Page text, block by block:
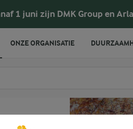
1 juni zijn DMK Group en
ONZE ORGANISATIE